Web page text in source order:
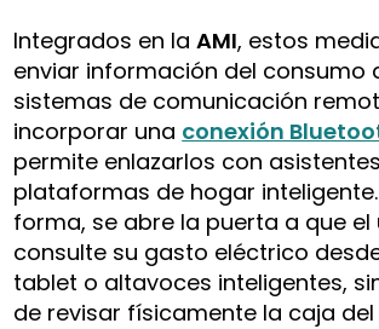
Integrados en laAMI, estos
enviar información del consumo
sistemas de comunicación
incorporar una conexión
permite enlazarlos con
plataformas de hogar
forma, se abre la puerta a que el
consulte su gasto eléctrico
tablet o altavoces inteligentes,
de revisar físicamente la caja